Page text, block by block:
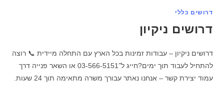
דרושים כללי
דרושים ניקיון
דרושים ניקיון – עבודות זמינות בכל הארץ עם התחלה מיידית 📞 רוצה
להתחיל לעבוד תוך ימים?חייג ל־03-566-5151 או השאר פנייה דרך
עמוד יצירת קשר – אנחנו נאתר עבורך משרה מתאימה תוך 24 שעות.